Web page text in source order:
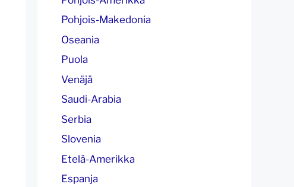
Pohjois-Makedonia
Oseania
Puola
Venäjä
Saudi-Arabia
Serbia
Slovenia
Etelä-Amerikka
Espanja